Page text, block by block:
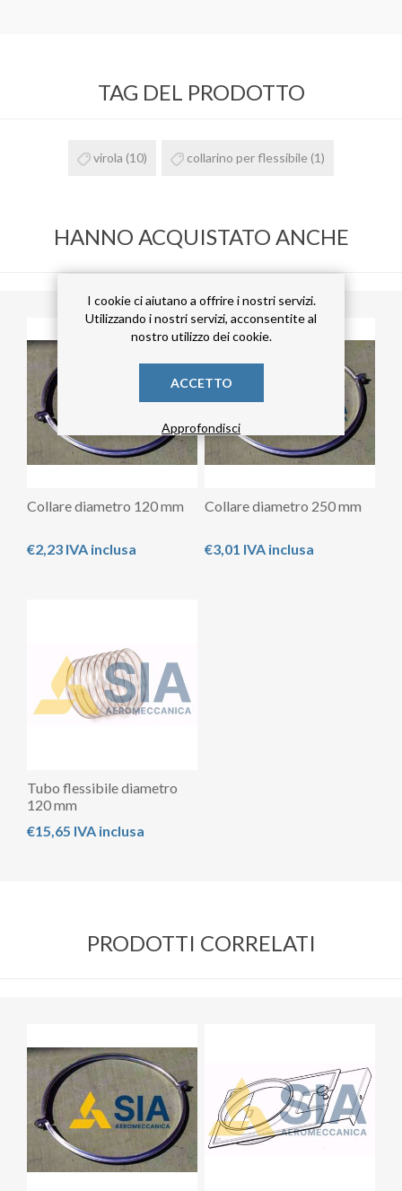
TAG DEL PRODOTTO
virola (10) collarino per flessibile (1)
HANNO ACQUISTATO ANCHE
Collare diametro 120 mm
€2,23 IVA inclusa
Collare diametro 250 mm
€3,01 IVA inclusa
Tubo flessibile diametro
120 mm
€15,65 IVA inclusa
PRODOTTI CORRELATI
I cookie ci aiutano a offrire i nostri servizi.
Utilizzando i nostri servizi, acconsentite al
nostro utilizzo dei cookie.
ACCETTO
Approfondisci